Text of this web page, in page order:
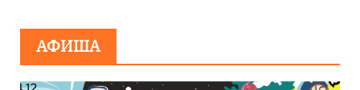
АФИША